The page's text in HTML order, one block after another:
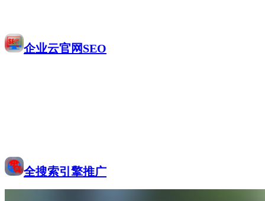
企业云官网SEO
全搜索引擎推广